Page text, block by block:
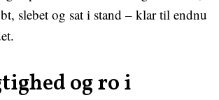
slebet og sat i stand – klar til endnu
og ro i